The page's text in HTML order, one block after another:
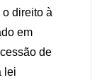
direito à
em
de
lei